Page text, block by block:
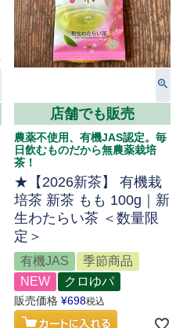
店舗でも販売
農薬不使用、有機JAS認定。毎
日飲むものだから無農薬栽培
茶！
★【2026新茶】 有機栽
培茶 新茶 もも 100g｜新
生わたらい茶 ＜数量限
定＞
有機JAS
季節商品
NEW
クロゆパ
販売価格 ¥698税込